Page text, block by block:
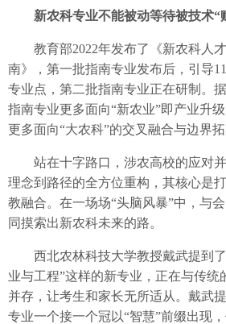
新农科专业不能被动等待被技术“
教育部2022年发布了《新农科人才
南》，第一批指南专业发布后，引导
专业点，第二批指南专业正在研制。
指南专业更多面向“新农业”即产业升
更多面向“大农科”的交叉融合与边界拓
站在十字路口，涉农高校的应对并
理念到路径的全方位重构，其核心是
教融合。在一场场“头脑风暴”中，与
同摸索出新农科未来的路。
西北农林科技大学教授戴武提到了
业与工程”这样的新专业，正在与传统
并存，让考生和家长无所适从。戴武
专业一个接一个冠以“智慧”前缀出现